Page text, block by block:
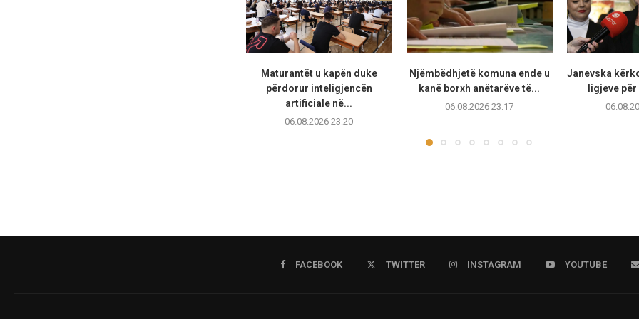
Maturantët u kapën duke
përdorur inteligjencën
artificiale në...
06.08.2026 23:20
Njëmbëdhjetë komuna ende u
kanë borxh anëtarëve të...
06.08.2026 23:17
Janevska
ligjeve
FACEBOOK TWITTER INSTAGRAM YOUTUBE